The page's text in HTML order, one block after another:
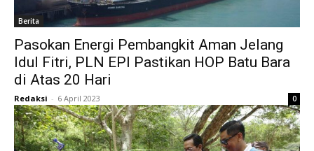
Berita
Pasokan Energi Pembangkit Aman Jelang
Idul Fitri, PLN EPI Pastikan HOP Batu Bara
di Atas 20 Hari
Redaksi - 6 April 2023 0